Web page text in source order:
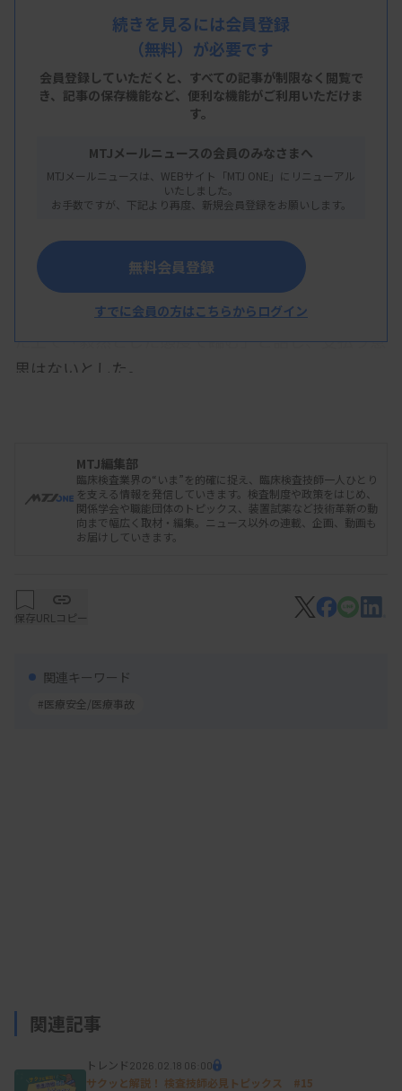
た。氏名や住所、電話番号、生年月日などが流出。
外来や入院診療、救急受け入れは通常通り実施して
いる。
病院によると、攻撃を受けたのはナースコールシス
が鳴らないなどの不具合があり、発覚した。同日中
にネットワークを遮断し、厚生労働省や警察に報告
した。11日にインターネット上で漏えいが確認され
た。
サーバーには約150億円を要求する英語の文書が残
されていた。谷合信彦・院長は患者や家族に謝罪し
た上で「毅然とした態度で臨む」と話し、支払う意
思はないとした。
続きを見るには会員登録
（無料）が必要です
会員登録していただくと、すべての記事が制限なく閲覧で
き、 記事の保存機能など、便利な機能がご利用いただけま
す。
MTJメールニュースの会員のみなさまへ
MTJメールニュースは、WEBサイト「MTJ ONE」にリニューアル
いたしました。
お手数ですが、下記より再度、新規会員登録をお願いします。
無料会員登録
すでに会員の方はこちらからログイン
MTJ編集部
臨床検査業界の“いま”を的確に捉え、臨床検査技師一人ひとり
を支える情報を発信していきます。検査制度や政策をはじめ、
関係学会や職能団体のトピックス、装置試薬など技術革新の動
向まで幅広く取材・編集。ニュース以外の連載、企画、動画も
お届けしていきます。
保存URLコピー
関連キーワード
#医療安全/医療事故
関連記事
トレンド 2026.02.18 06:00
サクッと解説！ 検査技師必見トピックス #15